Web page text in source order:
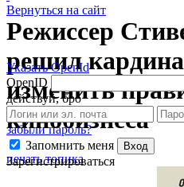
Вернуться на сайт
Указать OpenId
OpenID
действуй, бро
забыли пароль?
Запомнить меня
Вход
Зарегистрироваться
Режиссер
решил
изменить
кинобизнеса
печать топика